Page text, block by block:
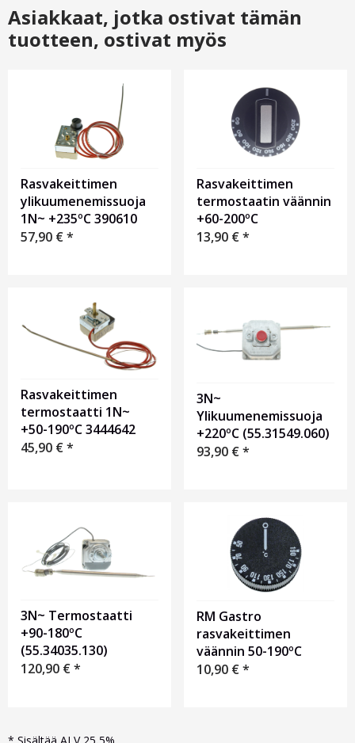
Asiakkaat, jotka ostivat tämän
tuotteen, ostivat myös
Rasvakeittimen
ylikuumenemissuoja
1N~ +235ºC 390610
57,90 €*
Rasvakeittimen
termostaatin väännin
+60-200ºC
13,90 €*
Rasvakeittimen
termostaatti 1N~
+50-190ºC 3444642
45,90 €*
3N~
Ylikuumenemissuoja
+220ºC (55.31549.060)
93,90 €*
3N~ Termostaatti
+90-180ºC
(55.34035.130)
120,90 €*
RM Gastro
rasvakeittimen
väännin 50-190ºC
10,90 €*